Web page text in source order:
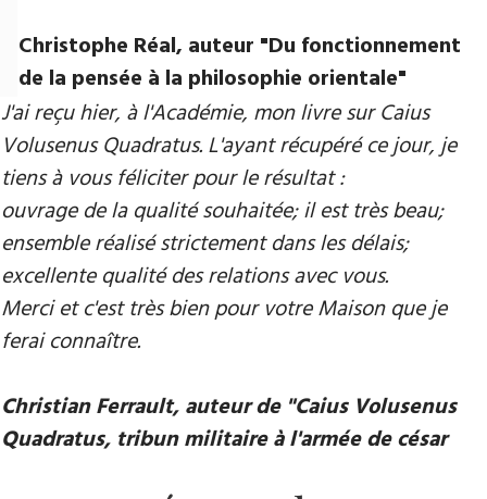
Christophe Réal, auteur ​"Du fonctionnement
de la pensée à la philosophie orientale"
J'ai reçu hier, à l'Académie, mon livre sur Caius
Volusenus Quadratus. L'ayant récupéré ce jour, je
tiens à vous féliciter pour le résultat :
ouvrage de la qualité souhaitée; il est très beau;
ensemble réalisé strictement dans les délais;
excellente qualité des relations avec vous.
Merci et c'est très bien pour votre Maison que je
ferai connaître.
Christian Ferrault, auteur de "Caius Volusenus
Quadratus, tribun militaire à l'armée de césar